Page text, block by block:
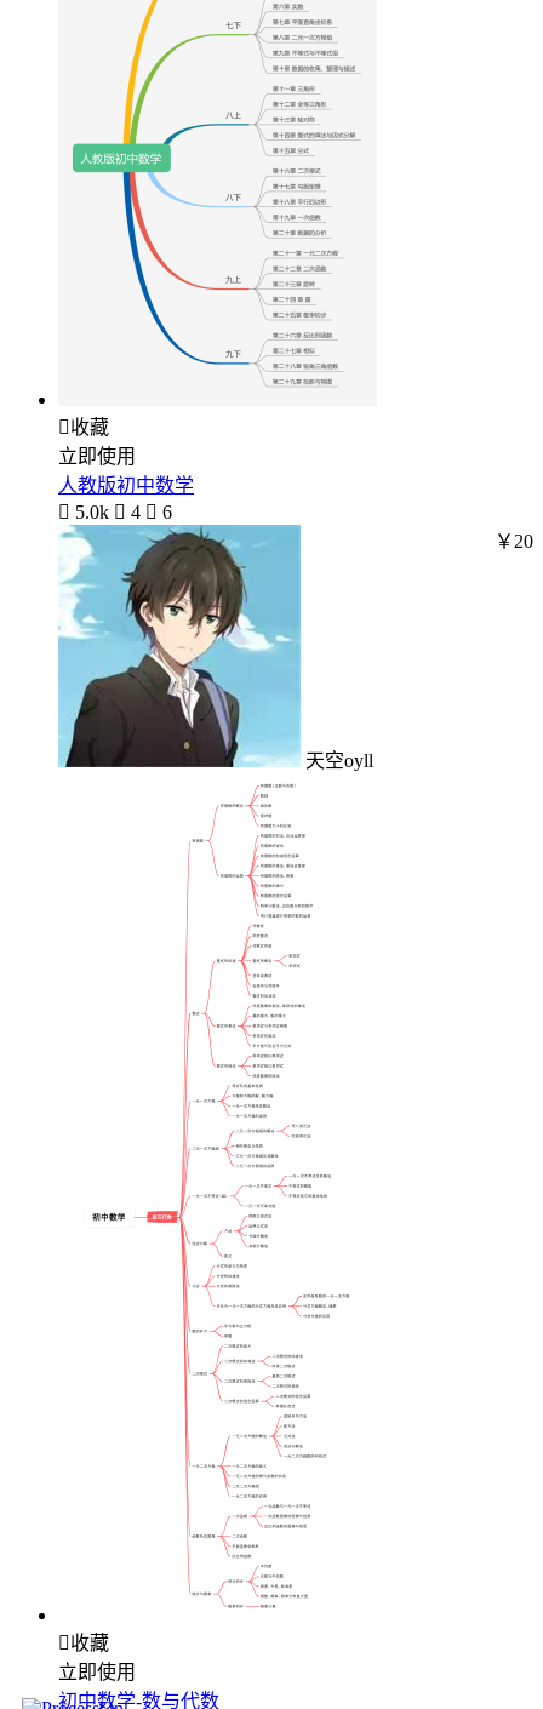
收藏
立即使用
人教版初中数学
 5.0k  4  6
天空oyll
￥20
收藏
立即使用
初中数学-数与代数